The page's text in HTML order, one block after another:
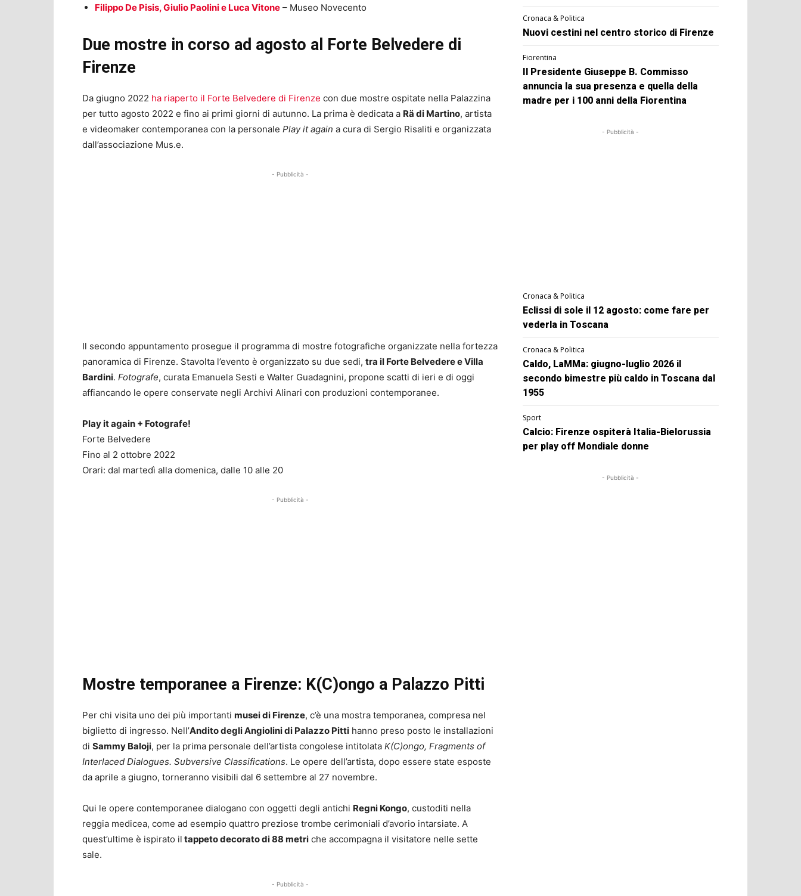
Filippo De Pisis, Giulio Paolini e Luca Vitone – Museo Novecento
Due mostre in corso ad agosto al Forte Belvedere di
Firenze
Da giugno 2022 ha riaperto il Forte Belvedere di Firenze con due mostre ospitate nella Palazzina
per tutto agosto 2022 e fino ai primi giorni di autunno. La prima è dedicata a Rä di Martino, artista
e videomaker contemporanea con la personale Play it again a cura di Sergio Risaliti e organizzata
dall’associazione Mus.e.
- Pubblicità -
Il secondo appuntamento prosegue il programma di mostre fotografiche organizzate nella fortezza
panoramica di Firenze. Stavolta l’evento è organizzato su due sedi, tra il Forte Belvedere e Villa
Bardini. Fotografe, curata Emanuela Sesti e Walter Guadagnini, propone scatti di ieri e di oggi
affiancando le opere conservate negli Archivi Alinari con produzioni contemporanee.
Play it again + Fotografe!
Forte Belvedere
Fino al 2 ottobre 2022
Orari: dal martedì alla domenica, dalle 10 alle 20
- Pubblicità -
Mostre temporanee a Firenze: K(C)ongo a Palazzo Pitti
Per chi visita uno dei più importanti musei di Firenze, c’è una mostra temporanea, compresa nel
biglietto di ingresso. Nell’Andito degli Angiolini di Palazzo Pitti hanno preso posto le installazioni
di Sammy Baloji, per la prima personale dell’artista congolese intitolata K(C)ongo, Fragments of
Interlaced Dialogues. Subversive Classifications. Le opere dell’artista, dopo essere state esposte
da aprile a giugno, torneranno visibili dal 6 settembre al 27 novembre.
Qui le opere contemporanee dialogano con oggetti degli antichi Regni Kongo, custoditi nella
reggia medicea, come ad esempio quattro preziose trombe cerimoniali d’avorio intarsiate. A
quest’ultime è ispirato il tappeto decorato di 88 metri che accompagna il visitatore nelle sette
sale.
- Pubblicità -
Cronaca & Politica
Nuovi cestini nel centro storico di Firenze
Fiorentina
Il Presidente Giuseppe B. Commisso
annuncia la sua presenza e quella della
madre per i 100 anni della Fiorentina
- Pubblicità -
Cronaca & Politica
Eclissi di sole il 12 agosto: come fare per
vederla in Toscana
Cronaca & Politica
Caldo, LaMMa: giugno-luglio 2026 il
secondo bimestre più caldo in Toscana dal
1955
Sport
Calcio: Firenze ospiterà Italia-Bielorussia
per play off Mondiale donne
- Pubblicità -